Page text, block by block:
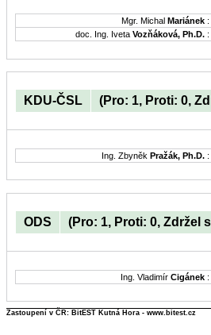
Mgr. Michal Mariánek :
doc. Ing. Iveta Vozňáková, Ph.D. :
KDU-ČSL (Pro: 1, Proti: 0,
Ing. Zbyněk Pražák, Ph.D. :
ODS (Pro: 1, Proti: 0, Zdržel
Ing. Vladimír Cigánek :
Zastoupení v ČR: BitEST Kutná Hora - www.bitest.cz